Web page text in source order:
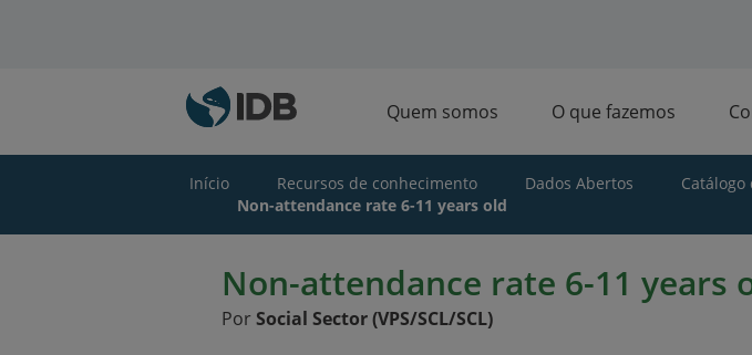
Quem somos O que fazemos
Início Recursos de conhecimento Dados Abertos Catálogo
Non-attendance rate 6-11 years old
Non-attendance rate 6-11 years
Por Social Sector (VPS/SCL/SCL)